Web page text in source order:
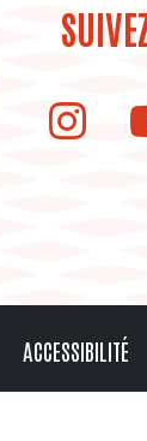
ACCESSIBILITÉ